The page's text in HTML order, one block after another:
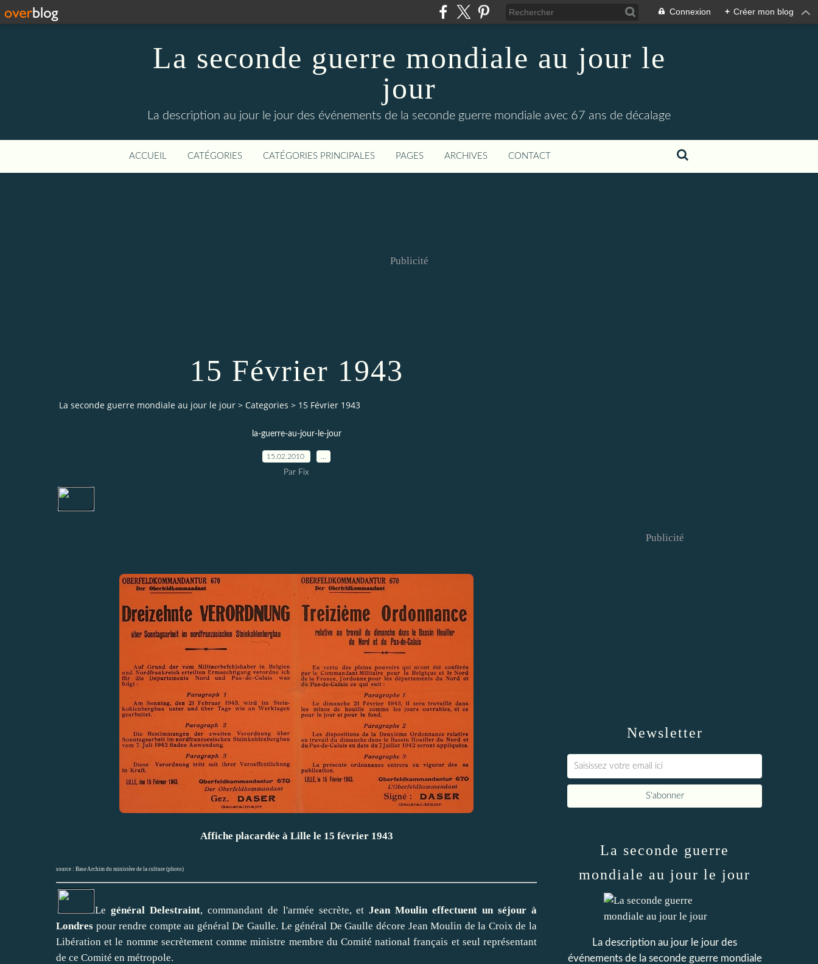
Connexion + Créer mon blog
La seconde guerre mondiale au jour le
jour
La description au jour le jour des événements de la seconde guerre mondiale avec 67 ans de décalage
ACCUEIL CATÉGORIES CATÉGORIES PRINCIPALES PAGES ARCHIVES CONTACT
Publicité
15 Février 1943
La seconde guerre mondiale au jour le jour > Categories > 15 Février 1943
la-guerre-au-jour-le-jour
15.02.2010
Par Fix
Affiche placardée à Lille le 15 février 1943
source : Base Archim du ministère de la culture (photo)
Le général Delestraint, commandant de l'armée secrète, etJean Moulin effectuent un séjour à
Londres pour rendre compte au général De Gaulle. Le général De Gaulle décore Jean Moulin de la Croix de la
Libération et le nomme secrètement comme ministre membre du Comité national français et seul représentant
de ce Comité en métropole.
Newsletter
Publicité
La seconde guerre
mondiale au jour le jour
La description au jour le jour des
événements de la seconde guerre mondiale